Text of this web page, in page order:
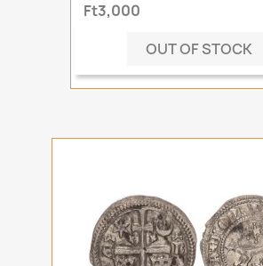
Ft3,000
OUT OF STOCK